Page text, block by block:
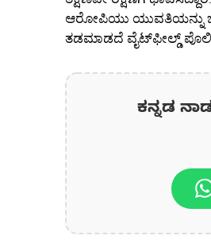
ಆರೋಪಿಯು ಯುವತಿಯನ್ನು
ತಡಮಾಡದೆ ವೈಟ್‌ಫೀಲ್ಡ್
ಕನ್ನಡ